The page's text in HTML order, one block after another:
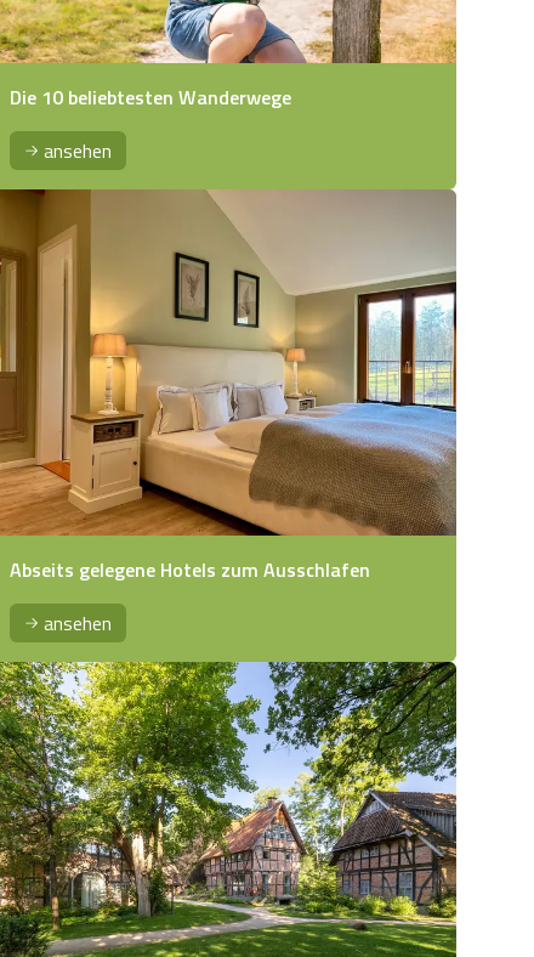
Die 10 beliebtesten Wanderwege
ansehen
Abseits gelegene Hotels zum Ausschlafen
ansehen